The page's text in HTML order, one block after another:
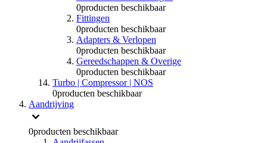
0producten beschikbaar
Fittingen
0producten beschikbaar
Adapters & Verlopen
0producten beschikbaar
Gereedschappen & Overige
0producten beschikbaar
Turbo | Compressor | NOS
0producten beschikbaar
Aandrijving
0producten beschikbaar